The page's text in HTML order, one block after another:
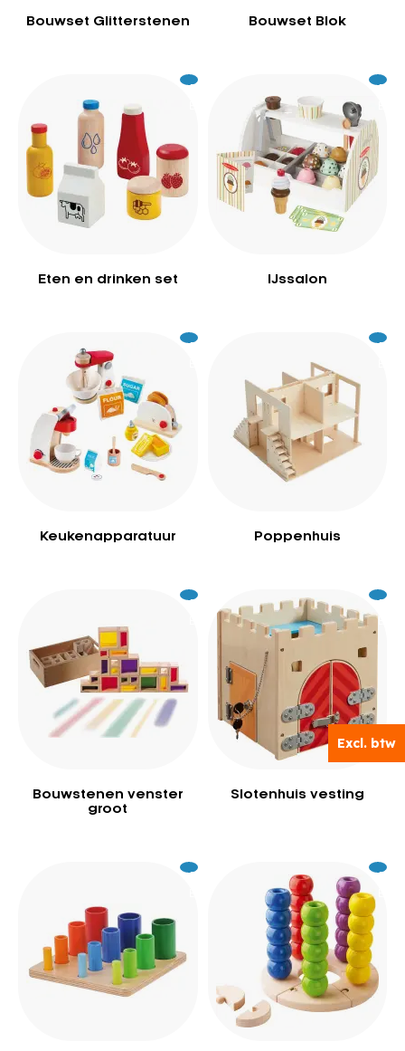
Excl. btw
Excl. btw
Bouwset Glitterstenen Bouwset Blok
Eten en drinken set
42
Excl.
IJssalon
Excl.
Keukenapparatuur
119
Excl.
Poppenhuis
Excl.
Bouwstenen venster
groot
259
Excl.
Slotenhuis vesting
Excl.
69
Excl.
Excl.